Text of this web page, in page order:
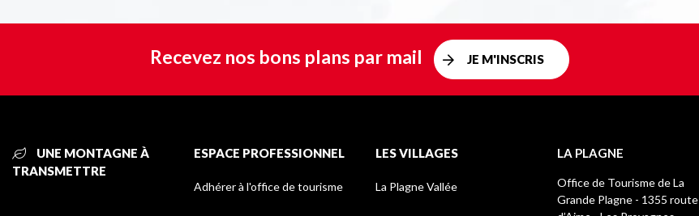
Recevez nos bons plans par mail JE M'INSCRIS
UNE MONTAGNE À
TRANSMETTRE
ESPACE PROFESSIONNEL
Adhérer à l'office de tourisme
LES VILLAGES
La Plagne Vallée
LA PLAGNE
Office de Tourisme de La
Grande Plagne - 1355 route